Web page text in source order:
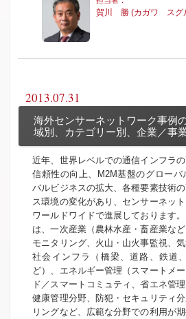
賀川 勝 (カガワ スグ
2013.07.31
海外センサーネットワーク事例
域別、カテゴリー別、企業／事
近年、世界レベルでの通信インフラ
信頼性の向上、M2M基盤のグローバ
バルビジネスの拡大、各種要素技術
ス環境の変化があり、センサーネッ
ワールドワイドで進展しております
は、一次産業（農林水産・畜産業な
モニタリング、火山・山火事監視、気
社会インフラ（橋梁、道路、鉄道
ど）、エネルギー管理（スマートメ
ド／スマートコミュティ、省エネ管
健康管理分野、防犯・セキュリティ
リングなど、広範な分野での利用が